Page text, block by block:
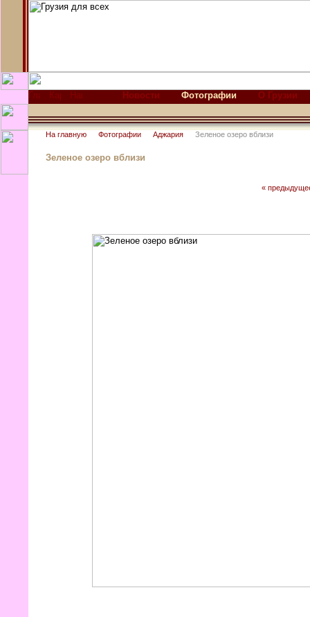
Новости Фотографии О Грузии
На главную Фотографии Аджария Зеленое озеро вблизи
Зеленое озеро вблизи
«